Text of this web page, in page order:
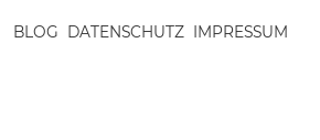
BLOG DATENSCHUTZ IMPRESSUM